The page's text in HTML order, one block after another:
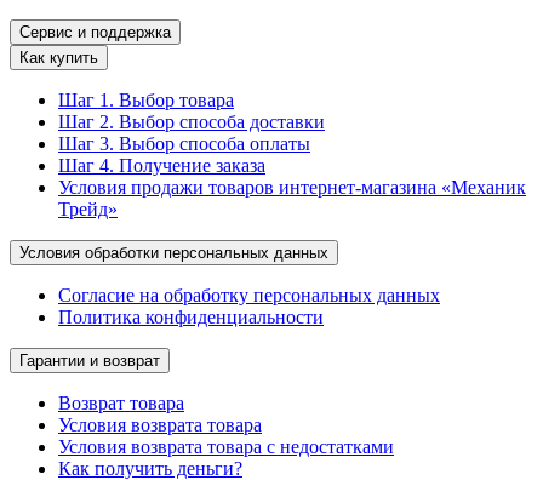
Сервис и поддержка
Как купить
Шаг 1. Выбор товара
Шаг 2. Выбор способа доставки
Шаг 3. Выбор способа оплаты
Шаг 4. Получение заказа
Условия продажи товаров интернет-магазина «Механик
Трейд»
Условия обработки персональных данных
Согласие на обработку персональных данных
Политика конфиденциальности
Гарантии и возврат
Возврат товара
Условия возврата товара
Условия возврата товара с недостатками
Как получить деньги?